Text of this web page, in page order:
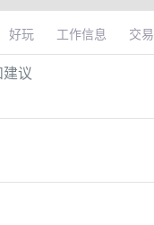
好玩 工作信息 交
议